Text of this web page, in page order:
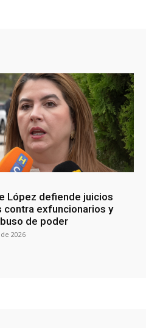
López defiende juicios
contra exfuncionarios y
de poder
2026